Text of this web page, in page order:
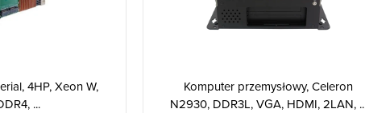
4HP, Xeon W,
...
Komputer przemysłowy, Celeron
N2930, DDR3L, VGA, HDMI, 2LAN,